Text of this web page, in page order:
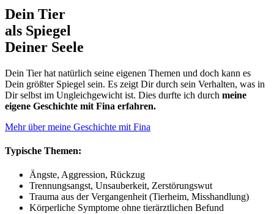
Dein Tier
als Spiegel
Deiner Seele
Dein Tier hat natürlich seine eigenen Themen und doch kann es
Dein größter Spiegel sein. Es zeigt Dir durch sein Verhalten, was in
Dir selbst im Ungleichgewicht ist. Dies durfte ich durch meine
eigene Geschichte mit Fina erfahren.
Mehr über meine Geschichte mit Fina
Typische Themen:
Ängste, Aggression, Rückzug
Trennungsangst, Unsauberkeit, Zerstörungswut
Trauma aus der Vergangenheit (Tierheim, Misshandlung)
Körperliche Symptome ohne tierärztlichen Befund